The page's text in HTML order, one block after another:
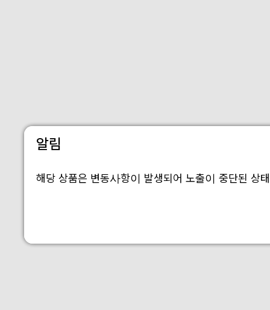
알림
해당 상품은 변동사항이 발생되어 노출이 중단된 상